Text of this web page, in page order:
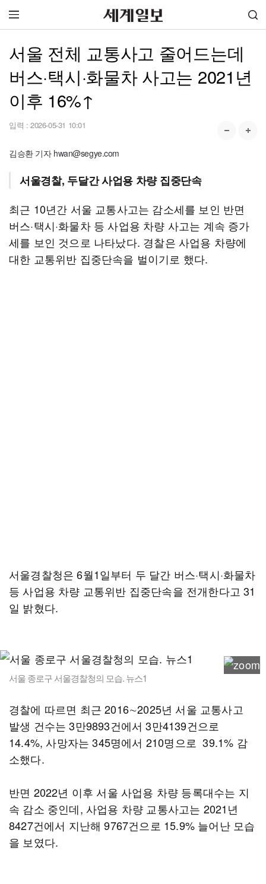
서울 전체 교통사고 줄어드는데
버스·택시·화물차 사고는 2021년
이후 16%↑
입력 : 2026-05-31 10:01
김승환 기자 hwan@segye.com
서울경찰, 두달간 사업용 차량 집중단속
최근 10년간 서울 교통사고는 감소세를 보인 반면
버스·택시·화물차 등 사업용 차량 사고는 계속 증가
세를 보인 것으로 나타났다. 경찰은 사업용 차량에
대한 교통위반 집중단속을 벌이기로 했다.
서울경찰청은 6월1일부터 두 달간 버스·택시·화물차
등 사업용 차량 교통위반 집중단속을 전개한다고 31
일 밝혔다.
서울 종로구 서울경찰청의 모습. 뉴스1
경찰에 따르면 최근 2016∼2025년 서울 교통사고
발생 건수는 3만9893건에서 3만4139건으로
14.4%, 사망자는 345명에서 210명으로 39.1% 감
소했다.
반면 2022년 이후 서울 사업용 차량 등록대수는 지
속 감소 중인데, 사업용 차량 교통사고는 2021년
8427건에서 지난해 9767건으로 15.9% 늘어난 모습
을 보였다.